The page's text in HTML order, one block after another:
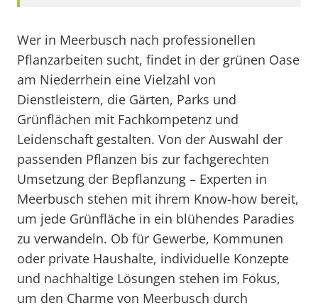
Wer in Meerbusch nach professionellen
Pflanzarbeiten sucht, findet in der grünen Oase
am Niederrhein eine Vielzahl von
Dienstleistern, die Gärten, Parks und
Grünflächen mit Fachkompetenz und
Leidenschaft gestalten. Von der Auswahl der
passenden Pflanzen bis zur fachgerechten
Umsetzung der Bepflanzung – Experten in
Meerbusch stehen mit ihrem Know-how bereit,
um jede Grünfläche in ein blühendes Paradies
zu verwandeln. Ob für Gewerbe, Kommunen
oder private Haushalte, individuelle Konzepte
und nachhaltige Lösungen stehen im Fokus,
um den Charme von Meerbusch durch